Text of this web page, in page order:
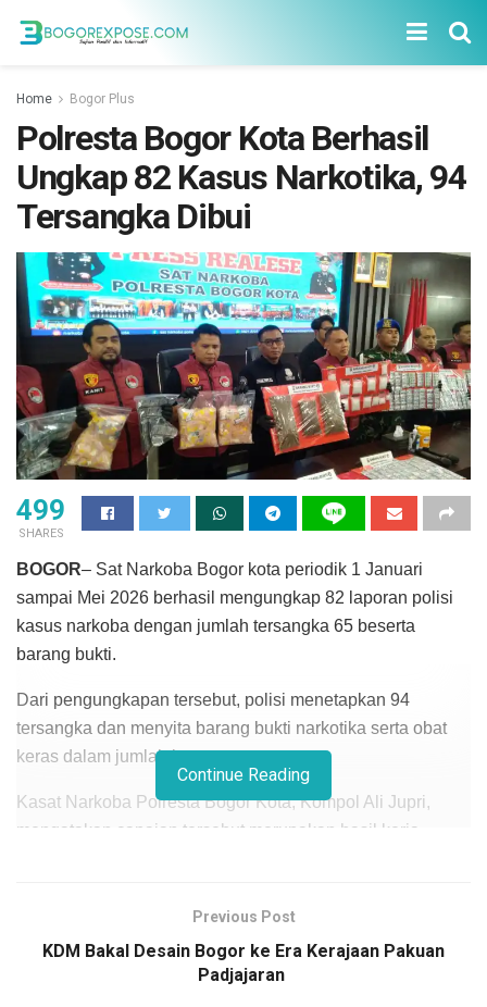
Home Bogor Plus
Polresta Bogor Kota Berhasil
Ungkap 82 Kasus Narkotika, 94
Tersangka Dibui
499
SHARES
BOGOR– Sat Narkoba Bogor kota periodik 1 Januari
sampai Mei 2026 berhasil mengungkap 82 laporan polisi
kasus narkoba dengan jumlah tersangka 65 beserta
barang bukti.
Dari pengungkapan tersebut, polisi menetapkan 94
tersangka dan menyita barang bukti narkotika serta obat
keras dalam jumlah besar.
Kasat Narkoba Polresta Bogor Kota, Kompol Ali Jupri,
mengatakan capaian tersebut merupakan hasil kerja
Res Narkoba Polresta Bogor Kota berhasil mengungkap
82 laporan polisi atau kasus narkoba dengan total jumlah
Continue Reading
Previous Post
KDM Bakal Desain Bogor ke Era Kerajaan Pakuan
Padjajaran